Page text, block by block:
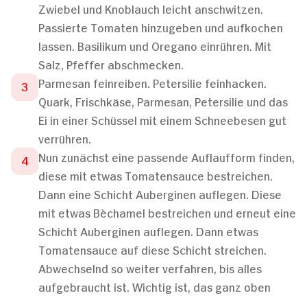
Zwiebel und Knoblauch leicht anschwitzen.
Passierte Tomaten hinzugeben und aufkochen
lassen. Basilikum und Oregano einrühren. Mit
Salz, Pfeffer abschmecken.
Parmesan feinreiben. Petersilie feinhacken.
Quark, Frischkäse, Parmesan, Petersilie und das
Ei in einer Schüssel mit einem Schneebesen gut
verrühren.
Nun zunächst eine passende Auflaufform finden,
diese mit etwas Tomatensauce bestreichen.
Dann eine Schicht Auberginen auflegen. Diese
mit etwas Bèchamel bestreichen und erneut eine
Schicht Auberginen auflegen. Dann etwas
Tomatensauce auf diese Schicht streichen.
Abwechselnd so weiter verfahren, bis alles
aufgebraucht ist. Wichtig ist, das ganz oben